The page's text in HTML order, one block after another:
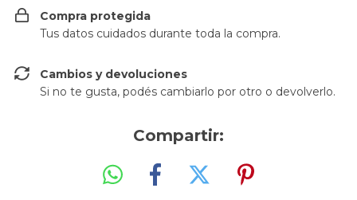
Compra protegida
Tus datos cuidados durante toda la compra.
Cambios y devoluciones
Si no te gusta, podés cambiarlo por otro o devolverlo.
Compartir: